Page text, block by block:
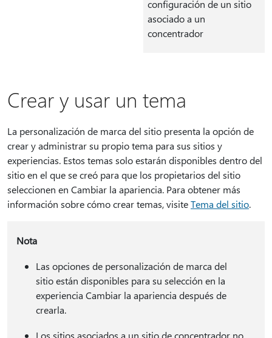
configuración de un sitio
asociado a un
concentrador
Crear y usar un tema
La personalización de marca del sitio presenta la opción de
crear y administrar su propio tema para sus sitios y
experiencias. Estos temas solo estarán disponibles dentro del
sitio en el que se creó para que los propietarios del sitio
seleccionen en Cambiar la apariencia. Para obtener más
información sobre cómo crear temas, visiteTema del sitio.
Nota
Las opciones de personalización de marca del
sitio están disponibles para su selección en la
experiencia Cambiar la apariencia después de
crearla.
Los sitios asociados a un sitio de concentrador no